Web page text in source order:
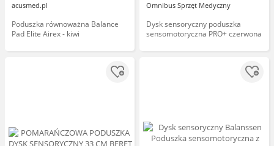
acusmed.pl
Poduszka równoważna Balance
Pad Elite Airex - kiwi
Omnibus Sprzęt Medyczny
Dysk sensoryczny poduszka
sensomotoryczna PRO+ czerwona